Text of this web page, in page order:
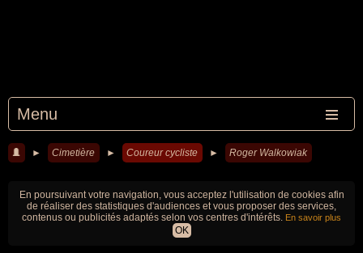
Menu
► Cimetière ► Coureur cycliste ► Roger Walkowiak
En poursuivant votre navigation, vous acceptez l'utilisation de cookies afin
de réaliser des statistiques d'audiences et vous proposer des services,
contenus ou publicités adaptés selon vos centres d'intérêts. En savoir plus
OK